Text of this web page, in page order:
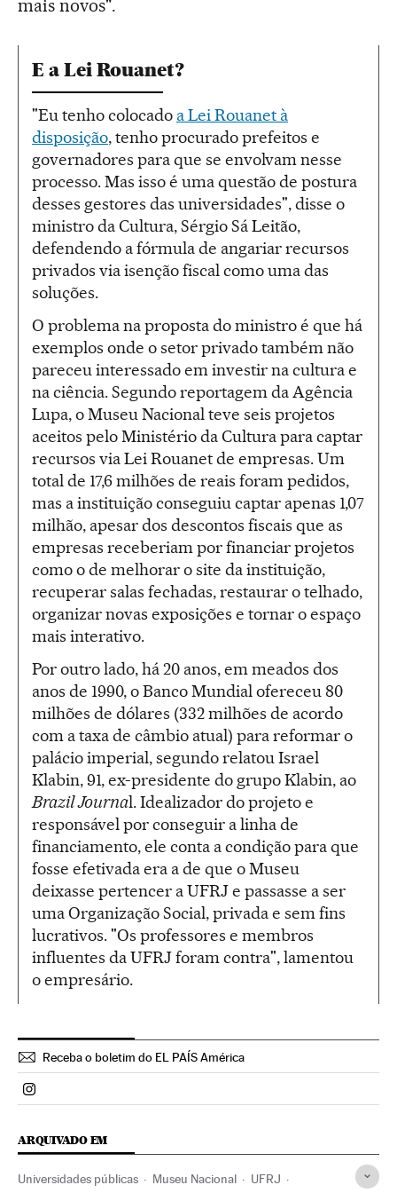
mais novos".
E a Lei Rouanet?
"Eu tenho colocado a Lei Rouanet à
disposição, tenho procurado prefeitos e
governadores para que se envolvam nesse
processo. Mas isso é uma questão de postura
desses gestores das universidades", disse o
ministro da Cultura, Sérgio Sá Leitão,
defendendo a fórmula de angariar recursos
privados via isenção fiscal como uma das
soluções.
O problema na proposta do ministro é que há
exemplos onde o setor privado também não
pareceu interessado em investir na cultura e
na ciência. Segundo reportagem da Agência
Lupa, o Museu Nacional teve seis projetos
aceitos pelo Ministério da Cultura para captar
recursos via Lei Rouanet de empresas. Um
total de 17,6 milhões de reais foram pedidos,
mas a instituição conseguiu captar apenas 1,07
milhão, apesar dos descontos fiscais que as
empresas receberiam por financiar projetos
como o de melhorar o site da instituição,
recuperar salas fechadas, restaurar o telhado,
organizar novas exposições e tornar o espaço
mais interativo.
Por outro lado, há 20 anos, em meados dos
anos de 1990, o Banco Mundial ofereceu 80
milhões de dólares (332 milhões de acordo
com a taxa de câmbio atual) para reformar o
palácio imperial, segundo relatou Israel
Klabin, 91, ex-presidente do grupo Klabin, ao
Brazil Journal. Idealizador do projeto e
responsável por conseguir a linha de
financiamento, ele conta a condição para que
fosse efetivada era a de que o Museu
deixasse pertencer a UFRJ e passasse a ser
uma Organização Social, privada e sem fins
lucrativos. "Os professores e membros
influentes da UFRJ foram contra", lamentou
o empresário.
Receba o boletim do EL PAÍS América
Politica El País Brasil en Instagram
ARQUIVADO EM
Universidades públicas Museu Nacional UFRJ